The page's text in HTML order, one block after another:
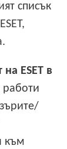
списък
ESET в
работи
към